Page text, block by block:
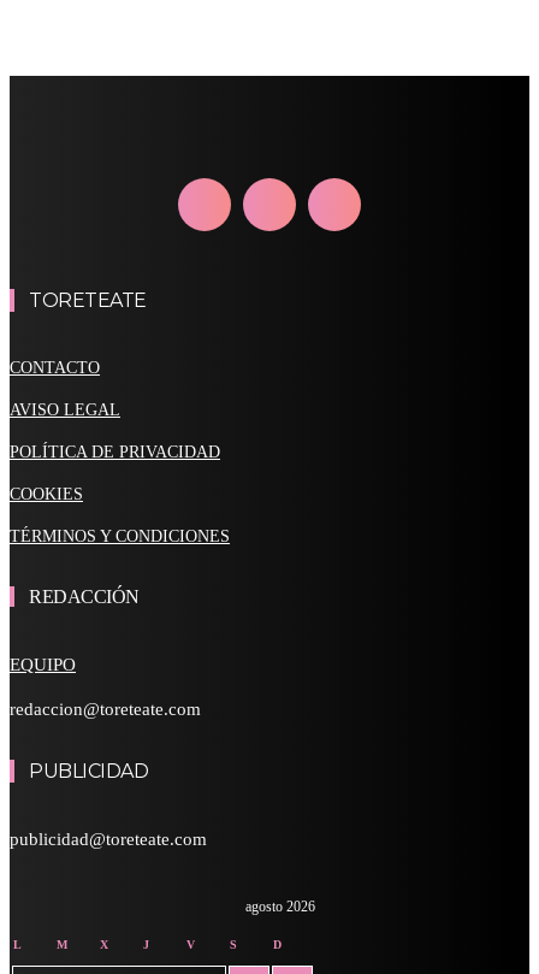
TORETEATE
CONTACTO
AVISO LEGAL
POLÍTICA DE PRIVACIDAD
COOKIES
TÉRMINOS Y CONDICIONES
REDACCIÓN
EQUIPO
redaccion@toreteate.com
PUBLICIDAD
publicidad@toreteate.com
agosto 2026
L M X J V S D